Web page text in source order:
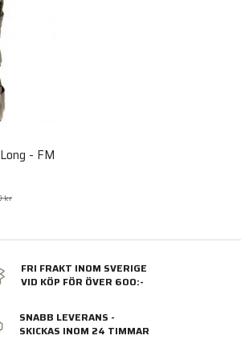
- FM
kr
FRI FRAKT INOM SVERIGE
VID KÖP FÖR ÖVER 600:-
SNABB LEVERANS -
SKICKAS INOM 24 TIMMAR